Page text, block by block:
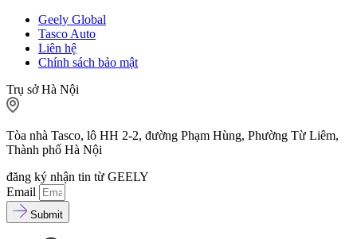
Geely Global
Tasco Auto
Liên hệ
Chính sách bảo mật
Trụ sở Hà Nội
Tòa nhà Tasco, lô HH 2-2, đường Phạm Hùng, Phường Từ Liêm,
Thành phố Hà Nội
đăng ký nhận tin từ GEELY
Email
Submit